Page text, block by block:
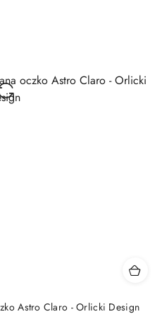
Astro Claro - Orlicki Design